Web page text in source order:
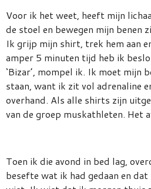
Voor ik het weet, heeft mijn
de stoel en bewegen mijn benen
Ik grijp mijn shirt, trek hem aan
amper 5 minuten tijd heb ik
‘Bizar’, mompel ik. Ik moet mijn
staan, want ik zit vol adrenaline
overhand. Als alle shirts zijn
van de groep muskathleten. Het
Toen ik die avond in bed lag,
besefte wat ik had gedaan en